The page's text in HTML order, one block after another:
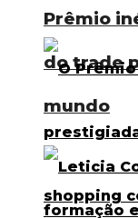
Prêmio
do trade
mundo